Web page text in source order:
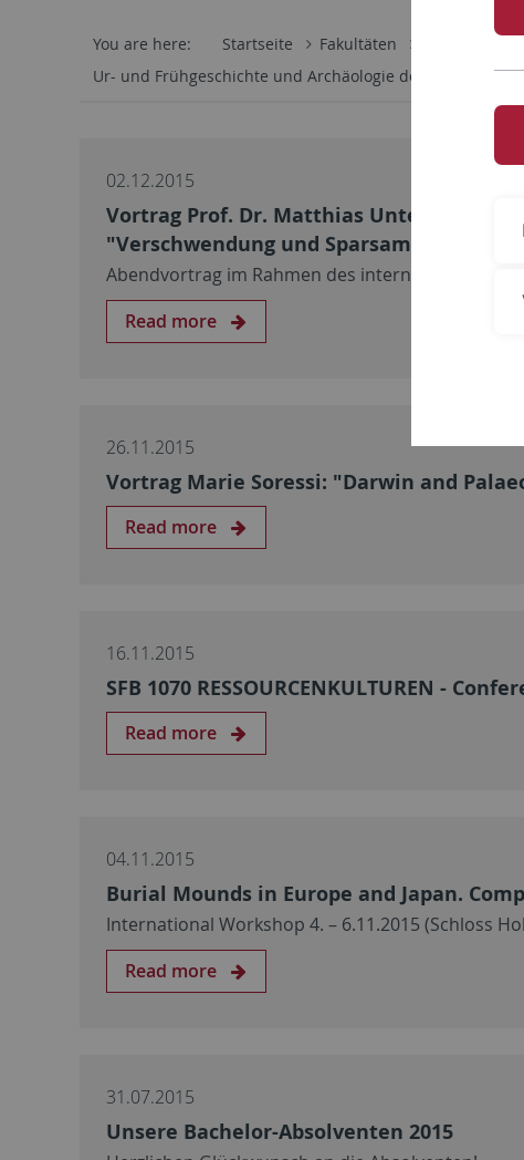
You are here: Startseite Fakultäten
Ur- und Frühgeschichte und Archäologie des Mittelalters
02.12.2015
Vortrag Prof. Dr. Matthias Untermann:
"Verschwendung und Sparsamkeit"
Abendvortrag im Rahmen des internationalen
Read more
26.11.2015
Vortrag Marie Soressi: "Darwin and
Read more
16.11.2015
SFB 1070 RESSOURCENKULTUREN -
Read more
04.11.2015
Burial Mounds in Europe and Japan.
International Workshop 4. – 6.11.2015 (Schloss
Read more
31.07.2015
Unsere Bachelor-Absolventen 2015